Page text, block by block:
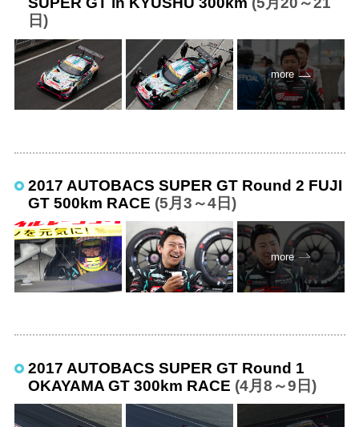
日)
more
2017 AUTOBACS SUPER GT Round 2 FUJI
GT 500km RACE (5月3～4日)
more
2017 AUTOBACS SUPER GT Round 1
OKAYAMA GT 300km RACE (4月8～9日)